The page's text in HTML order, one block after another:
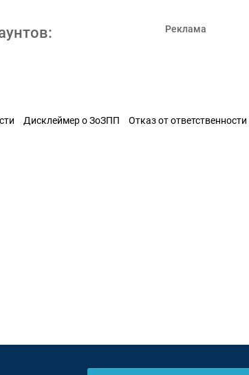
Реклама
Дисклеймер о ЗоЗПП Отказ от ответственности